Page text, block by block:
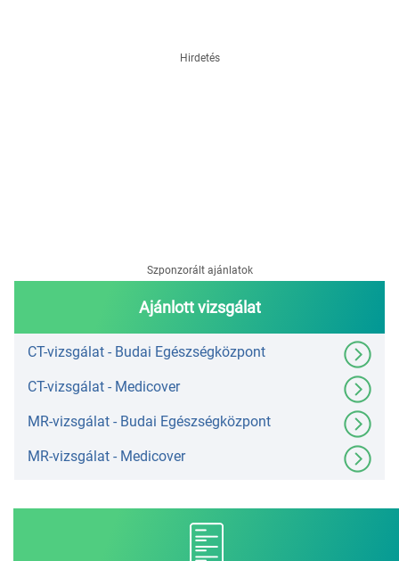
Hirdetés
Ajánlott vizsgálat
Szponzorált ajánlatok
CT-vizsgálat - Budai Egészségközpont
CT-vizsgálat - Medicover
MR-vizsgálat - Budai Egészségközpont
MR-vizsgálat - Medicover